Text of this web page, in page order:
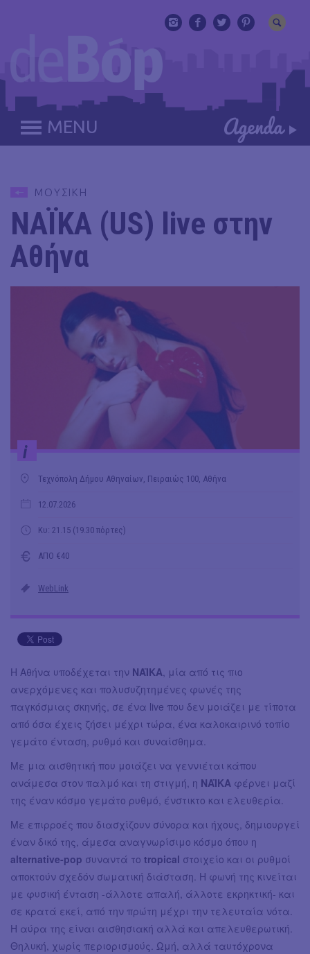
MENU
ΜΟΥΣΙΚΗ
NAΪKA (US) live στην
Αθήνα
i
Τεχνόπολη Δήμου Αθηναίων, Πειραιώς 100, Αθήνα
12.07.2026
Κυ: 21.15 (19.30 πόρτες)
ΑΠΟ €40
WebLink
Η Αθήνα υποδέχεται την NAΪKA, μία από τις πιο
ανερχόμενες και πολυσυζητημένες φωνές της
παγκόσμιας σκηνής, σε ένα live που δεν μοιάζει με τίποτα
από όσα έχεις ζήσει μέχρι τώρα, ένα καλοκαιρινό τοπίο
γεμάτο ένταση, ρυθμό και συναίσθημα.
Με μια αισθητική που μοιάζει να γεννιέται κάπου
ανάμεσα στον παλμό και τη στιγμή, η NAΪKA φέρνει μαζί
της έναν κόσμο γεμάτο ρυθμό, ένστικτο και ελευθερία.
Με επιρροές που διασχίζουν σύνορα και ήχους, δημιουργεί
έναν δικό της, άμεσα αναγνωρίσιμο κόσμο όπου η
alternative-pop συναντά το tropical στοιχείο και οι ρυθμοί
αποκτούν σχεδόν σωματική διάσταση. Η φωνή της κινείται
με φυσική ένταση -άλλοτε απαλή, άλλοτε εκρηκτική- και
σε κρατά εκεί, από την πρώτη μέχρι την τελευταία νότα.
Η αύρα της είναι αισθησιακή αλλά και απελευθερωτική.
Θηλυκή, χωρίς περιορισμούς. Ωμή, αλλά ταυτόχρονα